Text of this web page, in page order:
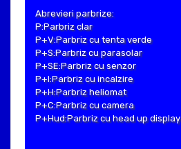
Abrevieri parbrize:
P:Parbriz clar
P+V:Parbriz cu tenta verde
P+S:Parbriz cu parasolar
P+SE:Parbriz cu senzor
P+I:Parbriz cu incalzire
P+H:Parbriz heliomat
P+C:Parbriz cu camera
P+Hud:Parbriz cu head up display